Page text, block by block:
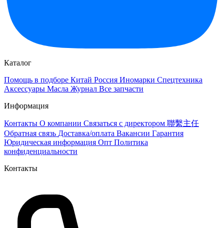
Каталог
Помощь в подборе Китай Россия Иномарки Спецтехника
Аксессуары Масла Журнал Все запчасти
Информация
Контакты О компании Связаться с директором 聯繫主任
Обратная связь Доставка/оплата Вакансии Гарантия
Юридическая информация Опт Политика
конфиденциальности
Контакты